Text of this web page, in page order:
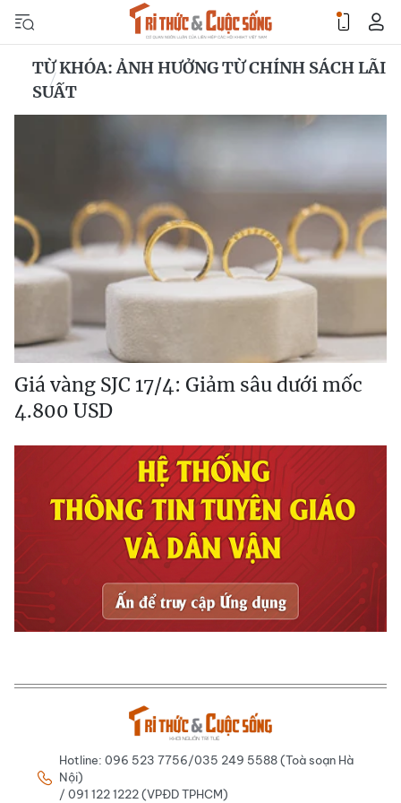
TỪ KHÓA: ẢNH HƯỞNG TỪ CHÍNH SÁCH LÃI
SUẤT
Giá vàng SJC 17/4: Giảm sâu dưới mốc
4.800 USD
Hotline: 096 523 7756/035 249 5588 (Toà soạn Hà
Nội)
/ 091 122 1222 (VPĐD TPHCM)